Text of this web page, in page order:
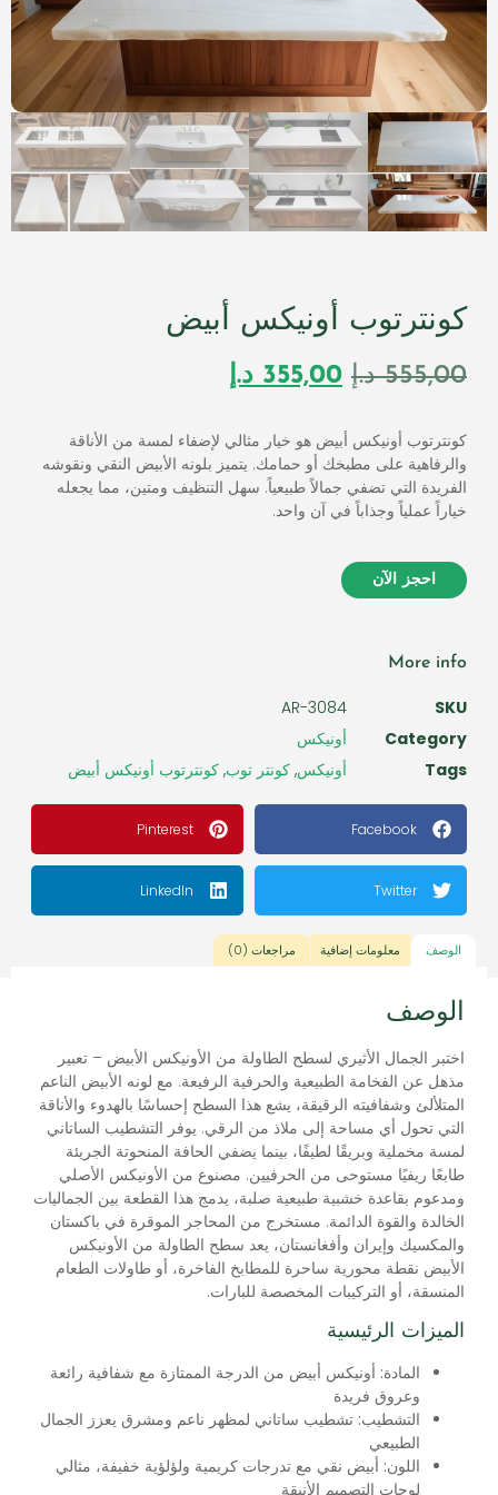
كونترتوب أونيكس أبيض
555,00 د.إ 355,00 د.إ
كونترتوب أونيكس أبيض هو خيار مثالي لإضفاء لمسة من الأناقة
والرفاهية على مطبخك أو حمامك. يتميز بلونه الأبيض النقي ونقوشه
الفريدة التي تضفي جمالاً طبيعياً. سهل التنظيف ومتين، مما يجعله
خياراً عملياً وجذاباً في آن واحد.
احجز الآن
More info
SKU
AR-3084
Category
أونيكس
Tags
أونيكس, كونتر توب, كونترتوب أونيكس أبيض
Facebook
Pinterest
Twitter
LinkedIn
الوصف معلومات إضافية مراجعات (0)
الوصف
اختبر الجمال الأثيري لسطح الطاولة من الأونيكس الأبيض – تعبير
مذهل عن الفخامة الطبيعية والحرفية الرفيعة. مع لونه الأبيض الناعم
المتلألئ وشفافيته الرقيقة، يشع هذا السطح إحساسًا بالهدوء والأناقة
التي تحول أي مساحة إلى ملاذ من الرقي. يوفر التشطيب الساتاني
لمسة مخملية وبريقًا لطيفًا، بينما يضفي الحافة المنحوتة الجريئة
طابعًا ريفيًا مستوحى من الحرفيين. مصنوع من الأونيكس الأصلي
ومدعوم بقاعدة خشبية طبيعية صلبة، يدمج هذا القطعة بين الجماليات
الخالدة والقوة الدائمة. مستخرج من المحاجر الموقرة في باكستان
والمكسيك وإيران وأفغانستان، يعد سطح الطاولة من الأونيكس
الأبيض نقطة محورية ساحرة للمطابخ الفاخرة، أو طاولات الطعام
المنسقة، أو التركيبات المخصصة للبارات.
الميزات الرئيسية
المادة: أونيكس أبيض من الدرجة الممتازة مع شفافية رائعة
وعروق فريدة
التشطيب: تشطيب ساتاني لمظهر ناعم ومشرق يعزز الجمال
الطبيعي
اللون: أبيض نقي مع تدرجات كريمية ولؤلؤية خفيفة، مثالي
لوحات التصميم الأنيقة